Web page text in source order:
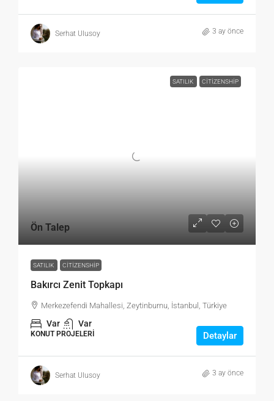
Serhat Ulusoy 3 ay önce
SATILIK CITIZENSHIP
Ön Talep
SATILIK CITIZENSHIP
Bakırcı Zenit Topkapı
Merkezefendi Mahallesi, Zeytinburnu, İstanbul, Türkiye
Var Var
KONUT PROJELERI Detaylar
Serhat Ulusoy 3 ay önce